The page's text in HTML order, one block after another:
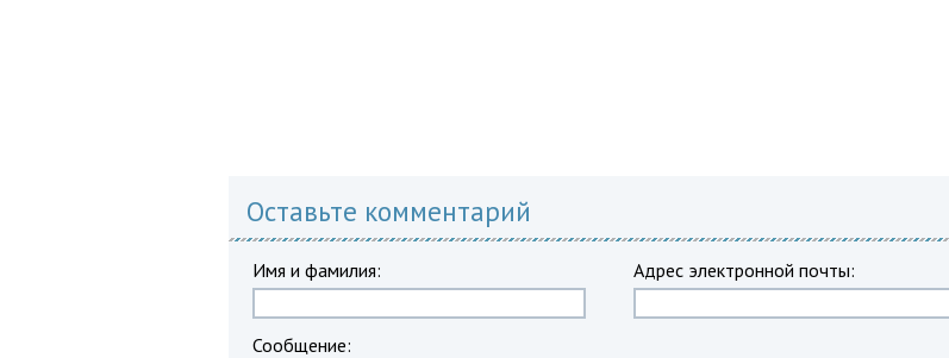
Оставьте комментарий
Имя и фамилия: Адрес электронной почты:
Сообщение: